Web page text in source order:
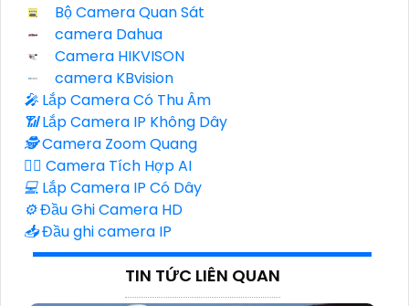
Bộ Camera Quan Sát
camera Dahua
Camera HIKVISON
camera KBvision
️🎤️ Lắp Camera Có Thu Âm
📶Lắp Camera IP Không Dây
🕵️Camera Zoom Quang
🧛‍♀️ Camera Tích Hợp AI
💻 Lắp Camera IP Có Dây
⚙️Đầu Ghi Camera HD
📥Đầu ghi camera IP
TIN TỨC LIÊN QUAN